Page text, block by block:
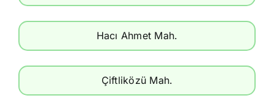
Hacı Ahmet Mah.
Çiftliközü Mah.